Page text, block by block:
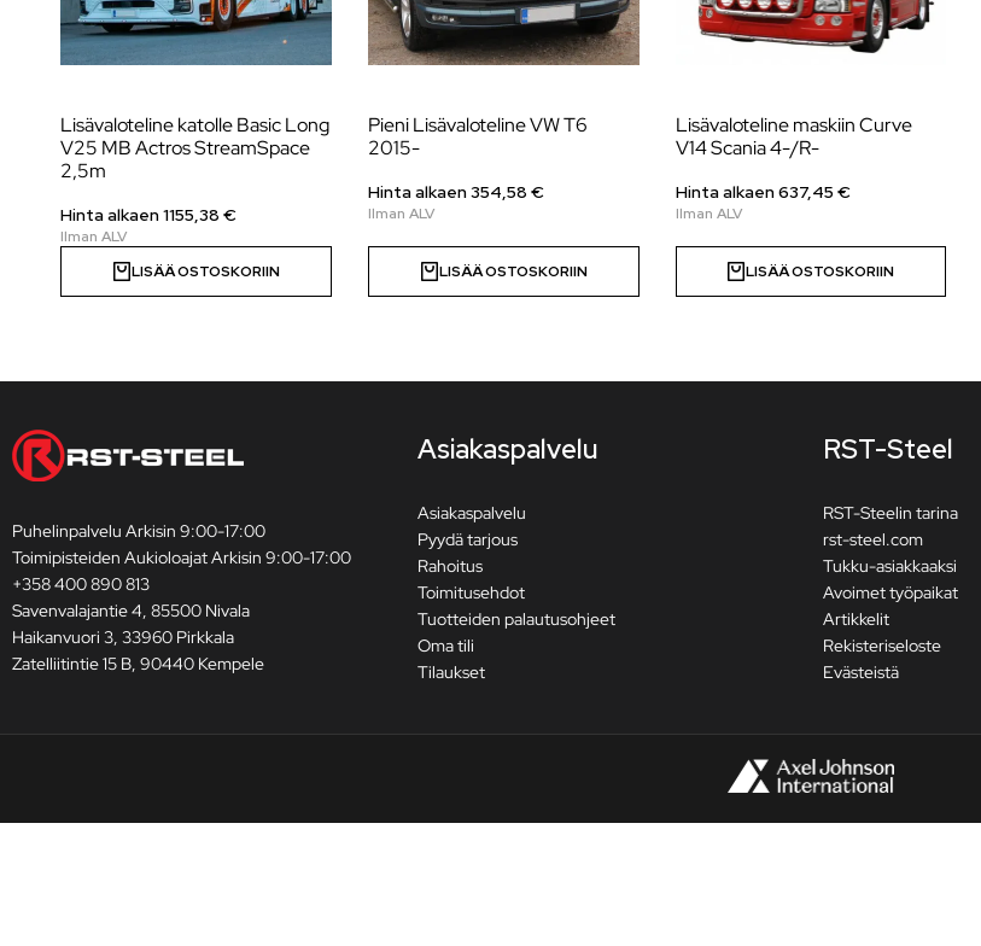
Lisävaloteline katolle Basic Long
V25 MB Actros StreamSpace
2,5m
Hinta alkaen1155,38 €
LISÄÄ OSTOSKORIIN
Pieni Lisävaloteline VW T6
2015-
Hinta alkaen 354,58 €
LISÄÄ OSTOSKORIIN
Lisävaloteline maskiin Curve
V14 Scania 4-/R-
Hinta alkaen637,45 €
LISÄÄ OSTOSKORIIN
Puhelinpalvelu Arkisin 9:00-17:00
Toimipisteiden Aukioloajat Arkisin 9:00-17:00
+358 400 890 813
Savenvalajantie 4, 85500 Nivala
Haikanvuori 3, 33960 Pirkkala
Zatelliitintie 15 B, 90440 Kempele
Asiakaspalvelu
Asiakaspalvelu
Pyydä tarjous
Rahoitus
Toimitusehdot
Tuotteiden palautusohjeet
Oma tili
Tilaukset
RST-Steel
RST-Steelin tarina
rst-steel.com
Tukku-asiakkaaksi
Avoimet työpaikat
Artikkelit
Rekisteriseloste
Evästeistä